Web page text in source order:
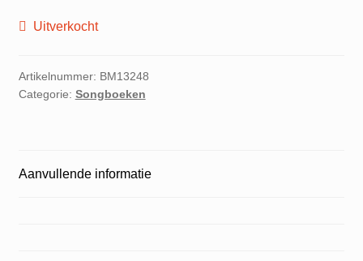
Uitverkocht
Artikelnummer: BM13248
Categorie: Songboeken
Aanvullende informatie